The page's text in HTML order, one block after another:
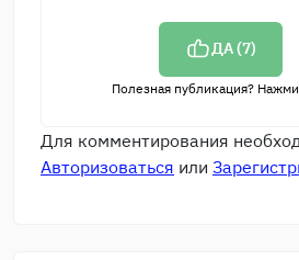
ДА (7)
Полезная публикация?
Для комментирования
Авторизоваться или